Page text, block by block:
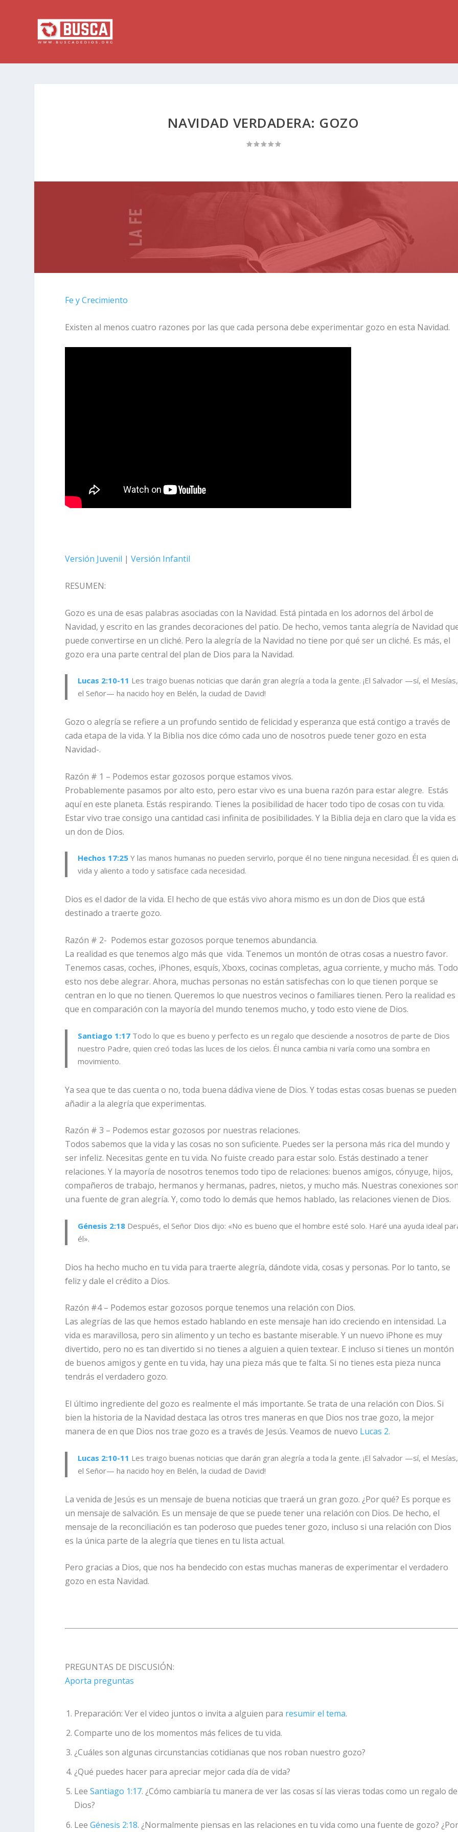
NAVIDAD VERDADERA: GOZO
Fe y Crecimiento
Existen al menos cuatro razones por las que cada persona debe experimentar gozo en esta Navidad.
Versión Juvenil |Versión Infantil
RESUMEN:
Gozo es una de esas palabras asociadas con la Navidad. Está pintada en los adornos del árbol de
Navidad, y escrito en las grandes decoraciones del patio. De hecho, vemos tanta alegría de Navidad
puede convertirse en un cliché. Pero la alegría de la Navidad no tiene por qué ser un cliché. Es más, el
gozo era una parte central del plan de Dios para la Navidad.
Lucas 2:10-11 Les traigo buenas noticias que darán gran alegría a toda la gente. ¡El Salvador —sí, el Mesías,
el Señor— ha nacido hoy en Belén, la ciudad de David!
Gozo o alegría se refiere a un profundo sentido de felicidad y esperanza que está contigo a través de
cada etapa de la vida. Y la Biblia nos dice cómo cada uno de nosotros puede tener gozo en esta
Navidad-.
Razón # 1 – Podemos estar gozosos porque estamos vivos.
Probablemente pasamos por alto esto, pero estar vivo es una buena razón para estar alegre. Estás
aquí en este planeta. Estás respirando. Tienes la posibilidad de hacer todo tipo de cosas con tu vida.
Estar vivo trae consigo una cantidad casi infinita de posibilidades. Y la Biblia deja en claro que la vida es
un don de Dios.
Hechos 17:25 Y las manos humanas no pueden servirlo, porque él no tiene ninguna necesidad. Él es quien
vida y aliento a todo y satisface cada necesidad.
Dios es el dador de la vida. El hecho de que estás vivo ahora mismo es un don de Dios que está
destinado a traerte gozo.
Razón # 2- Podemos estar gozosos porque tenemos abundancia.
La realidad es que tenemos algo más que vida. Tenemos un montón de otras cosas a nuestro favor.
Tenemos casas, coches, iPhones, esquís, Xboxs, cocinas completas, agua corriente, y mucho más. Todo
esto nos debe alegrar. Ahora, muchas personas no están satisfechas con lo que tienen porque se
centran en lo que no tienen. Queremos lo que nuestros vecinos o familiares tienen. Pero la realidad es
que en comparación con la mayoría del mundo tenemos mucho, y todo esto viene de Dios.
Santiago 1:17 Todo lo que es bueno y perfecto es un regalo que desciende a nosotros de parte de Dios
nuestro Padre, quien creó todas las luces de los cielos. Él nunca cambia ni varía como una sombra en
movimiento.
Ya sea que te das cuenta o no, toda buena dádiva viene de Dios. Y todas estas cosas buenas se pueden
añadir a la alegría que experimentas.
Razón # 3 – Podemos estar gozosos por nuestras relaciones.
Todos sabemos que la vida y las cosas no son suficiente. Puedes ser la persona más rica del mundo y
ser infeliz. Necesitas gente en tu vida. No fuiste creado para estar solo. Estás destinado a tener
relaciones. Y la mayoría de nosotros tenemos todo tipo de relaciones: buenos amigos, cónyuge, hijos,
compañeros de trabajo, hermanos y hermanas, padres, nietos, y mucho más. Nuestras conexiones
una fuente de gran alegría. Y, como todo lo demás que hemos hablado, las relaciones vienen de Dios.
Génesis 2:18 Después, el Señor Dios dijo: «No es bueno que el hombre esté solo. Haré una ayuda ideal
él».
Dios ha hecho mucho en tu vida para traerte alegría, dándote vida, cosas y personas. Por lo tanto, se
feliz y dale el crédito a Dios.
Razón #4 – Podemos estar gozosos porque tenemos una relación con Dios.
Las alegrías de las que hemos estado hablando en este mensaje han ido creciendo en intensidad. La
vida es maravillosa, pero sin alimento y un techo es bastante miserable. Y un nuevo iPhone es muy
divertido, pero no es tan divertido si no tienes a alguien a quien textear. E incluso si tienes un montón
de buenos amigos y gente en tu vida, hay una pieza más que te falta. Si no tienes esta pieza nunca
tendrás el verdadero gozo.
El último ingrediente del gozo es realmente el más importante. Se trata de una relación con Dios. Si
bien la historia de la Navidad destaca las otros tres maneras en que Dios nos trae gozo, la mejor
manera de en que Dios nos trae gozo es a través de Jesús. Veamos de nuevo Lucas 2.
Lucas 2:10-11 Les traigo buenas noticias que darán gran alegría a toda la gente. ¡El Salvador —sí, el Mesías,
el Señor— ha nacido hoy en Belén, la ciudad de David!
La venida de Jesús es un mensaje de buena noticias que traerá un gran gozo. ¿Por qué? Es porque es
un mensaje de salvación. Es un mensaje de que se puede tener una relación con Dios. De hecho, el
mensaje de la reconciliación es tan poderoso que puedes tener gozo, incluso si una relación con Dios
es la única parte de la alegría que tienes en tu lista actual.
Pero gracias a Dios, que nos ha bendecido con estas muchas maneras de experimentar el verdadero
gozo en esta Navidad.
PREGUNTAS DE DISCUSIÓN:
Aporta preguntas
Preparación:Ver el video juntos o invita a alguien para resumir el tema.
Comparte uno de los momentos más felices de tu vida.
¿Cuáles son algunas circunstancias cotidianas que nos roban nuestro gozo?
¿Qué puedes hacer para apreciar mejor cada día de vida?
LeeSantiago 1:17. ¿Cómo cambiaría tu manera de ver las cosas sí las vieras todas como un regalo de
Dios?
LeeGénesis 2:18. ¿Normalmente piensas en las relaciones en tu vida como una fuente de gozo?